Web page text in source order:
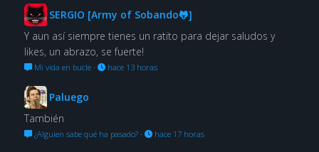
SERGIO [Army of Sobando🐸]
Y aun así siempre tienes un ratito para dejar saludos y
likes, un abrazo, se fuerte!
Mi vida en bucle· hace 13 horas
Paluego
También
¿Alguien sabe qué ha pasado?· hace 17 horas